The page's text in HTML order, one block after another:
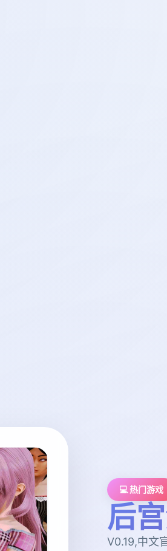
💻 热门游戏
后
V0.19,中文